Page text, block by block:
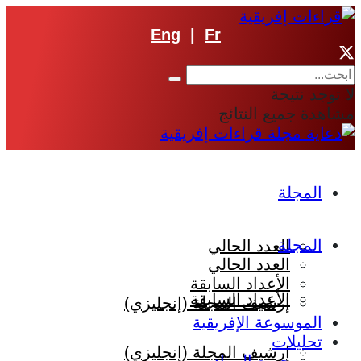
Eng Fr
لا توجد نتيجة
مشاهدة جميع النتائج
المجلة
العدد الحالي
الأعداد السابقة
إرشيف المجلة (إنجليزي)
المجلة
العدد الحالي
الأعداد السابقة
إرشيف المجلة (إنجليزي)
الموسوعة الإفريقية
تحليلات